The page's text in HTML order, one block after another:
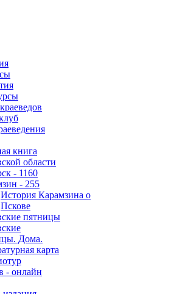
книга
области
- 1160
- 255
История Карамзина о
Пскове
пятницы
Дома.
карта
- онлайн